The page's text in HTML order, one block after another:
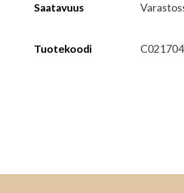
Saatavuus
Tuotekoodi